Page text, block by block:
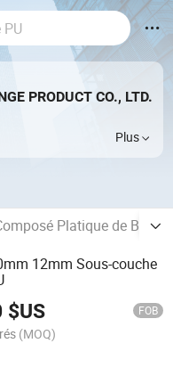
PRODUCT CO., LTD.
Plus
Platique de Bois
12mm Sous-couche
$US FOB
(MOQ)